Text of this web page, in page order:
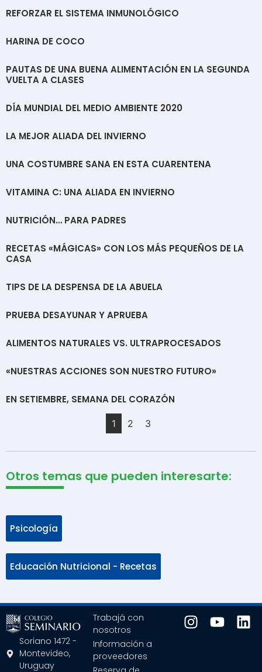
REFORZAR EL SISTEMA INMUNOLÓGICO
HARINA DE COCO
PAUTAS DE UNA BUENA ALIMENTACIÓN EN LA SEGUNDA
VUELTA A CLASES
DÍA MUNDIAL DEL MEDIO AMBIENTE 2020
LA MEJOR ALIADA DEL INVIERNO
UNA COSTUMBRE SANA EN ESTA CUARENTENA
VITAMINA C: UNA ALIADA EN INVIERNO
NUTRICIÓN… PARA PADRES
RECETAS «MÁGICAS» CON LOS MÁS PEQUEÑOS DE LA
CASA
TIPS DE LA DESPENSA DE LA ABUELA
PRUEBA DESAYUNAR Y APRUEBA
ALIMENTOS NATURALES VS. ULTRAPROCESADOS
«NUESTRAS ACCIONES SON NUESTRO FUTURO»
EN SETIEMBRE, SEMANA DEL CORAZÓN
1 2 3
Otros temas que pueden interesarte:
Psicología
Educación Nutricional - Recetas
Soriano 1472 -
Montevideo,
Uruguay
Trabajá con
nosotros
Información a
proveedores